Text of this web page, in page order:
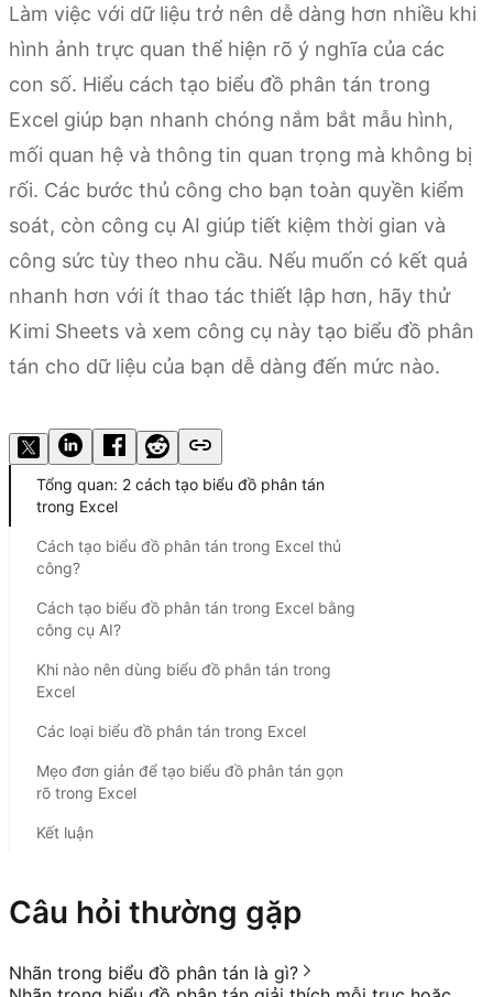
Làm việc với dữ liệu trở nên dễ dàng hơn nhiều khi
hình ảnh trực quan thể hiện rõ ý nghĩa của các
con số. Hiểu cách tạo biểu đồ phân tán trong
Excel giúp bạn nhanh chóng nắm bắt mẫu hình,
mối quan hệ và thông tin quan trọng mà không bị
rối. Các bước thủ công cho bạn toàn quyền kiểm
soát, còn công cụ AI giúp tiết kiệm thời gian và
công sức tùy theo nhu cầu. Nếu muốn có kết quả
nhanh hơn với ít thao tác thiết lập hơn, hãy thử
Kimi Sheets và xem công cụ này tạo biểu đồ phân
tán cho dữ liệu của bạn dễ dàng đến mức nào.
Tổng quan: 2 cách tạo biểu đồ phân tán
trong Excel
Cách tạo biểu đồ phân tán trong Excel thủ
công?
Cách tạo biểu đồ phân tán trong Excel bằng
công cụ AI?
Khi nào nên dùng biểu đồ phân tán trong
Excel
Các loại biểu đồ phân tán trong Excel
Mẹo đơn giản để tạo biểu đồ phân tán gọn
rõ trong Excel
Kết luận
Câu hỏi thường gặp
Nhãn trong biểu đồ phân tán là gì?